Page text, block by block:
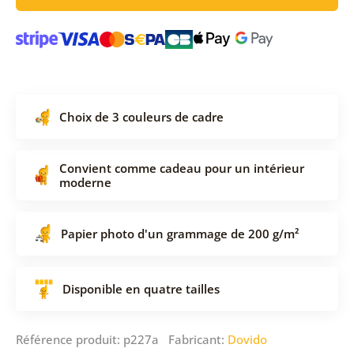
Choix de 3 couleurs de cadre
Convient comme cadeau pour un intérieur
moderne
Papier photo d'un grammage de 200 g/m²
Disponible en quatre tailles
Référence produit: p227a Fabricant: Dovido